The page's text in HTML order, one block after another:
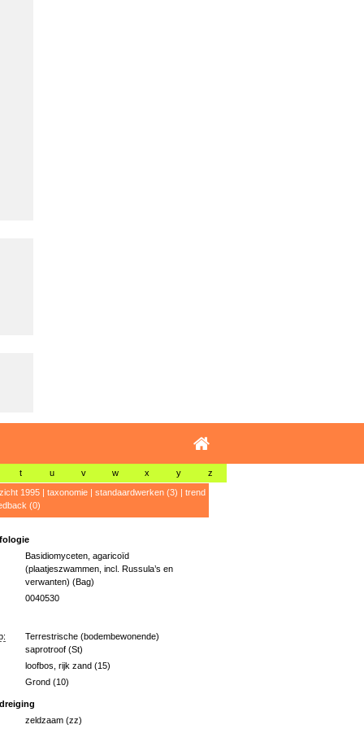
t u v w x y z
1995| taxonomie| standaardwerken (3) | trend
(0)
Basidiomyceten, agaricoïd
(plaatjeszwammen, incl. Russula’s en
verwanten) (Bag)
0040530
Terrestrische (bodembewonende)
saprotroof (St)
loofbos, rijk zand (15)
Grond (10)
zeldzaam (zz)